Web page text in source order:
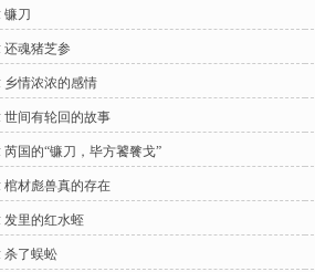
镰刀
还魂猪芝参
乡情浓浓的感情
世间有轮回的故事
芮国的“镰刀，毕方饕餮戈”
棺材彪兽真的存在
发里的红水蛭
杀了蜈蚣